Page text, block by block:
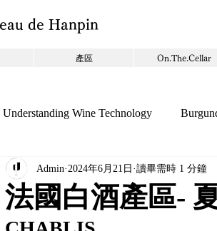
de Hanpin
產區 On.The.Cellar
Understanding Wine Technology
泡酒 自然派葡萄酒 葡萄品種
知 特惠活動
法國白酒產區-
Admin 2024年6月21日 讀畢需時 1 分鐘